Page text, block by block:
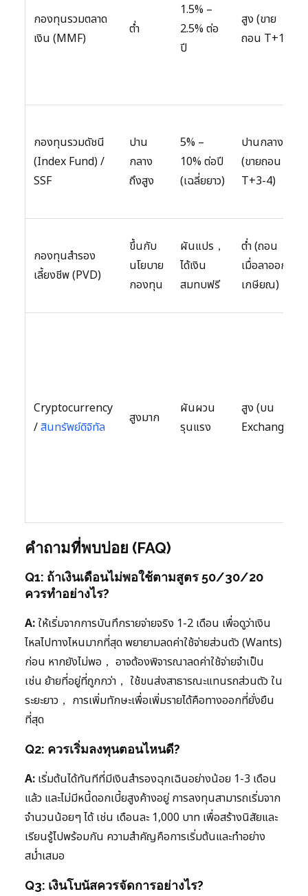
กองทุนรวมตลาด
เงิน (MMF)
ต่ำ
1.5% –
2.5% ต่อ
ปี
สูง (ขาย
ถอน T+1)
กองทุนรวมดัชนี
(Index Fund) /
SSF
ปาน
กลาง
ถึงสูง
5% –
10% ต่อปี
(เฉลี่ยยาว)
ปานกลาง
(ขายถอน
T+3-4)
กองทุนสำรอง
เลี้ยงชีพ (PVD)
ขึ้นกับ
นโยบาย
กองทุน
ผันแปร，
ได้เงิน
สมทบฟรี
ต่ำ (ถอน
เมื่อลาออก/
เกษียณ)
Cryptocurrency
/สินทรัพย์ดิจิทัล
สูงมาก
ผันผวน
รุนแรง
สูง (บน
Exchange)
คำถามที่พบบ่อย (FAQ)
Q1: ถ้าเงินเดือนไม่พอใช้ตามสูตร 50/30/20
ควรทำอย่างไร?
A:ให้เริ่มจากการบันทึกรายจ่ายจริง 1-2 เดือน เพื่อดูว่าเงิน
ไหลไปทางไหนมากที่สุด พยายามลดค่าใช้จ่ายส่วนตัว (Wants)
ก่อน หากยังไม่พอ， อาจต้องพิจารณาลดค่าใช้จ่ายจำเป็น
เช่น ย้ายที่อยู่ที่ถูกกว่า， ใช้ขนส่งสาธารณะแทนรถส่วนตัว ใน
ระยะยาว， การเพิ่มทักษะเพื่อเพิ่มรายได้คือทางออกที่ยั่งยืน
ที่สุด
Q2: ควรเริ่มลงทุนตอนไหนดี?
A: เริ่มต้นได้ทันทีที่มีเงินสำรองฉุกเฉินอย่างน้อย 1-3 เดือน
แล้ว และไม่มีหนี้ดอกเบี้ยสูงค้างอยู่ การลงทุนสามารถเริ่มจาก
จำนวนน้อยๆ ได้ เช่น เดือนละ 1,000 บาท เพื่อสร้างนิสัยและ
เรียนรู้ไปพร้อมกัน ความสำคัญคือการเริ่มต้นและทำอย่าง
สม่ำเสมอ
Q3: เงินโบนัสควรจัดการอย่างไร?